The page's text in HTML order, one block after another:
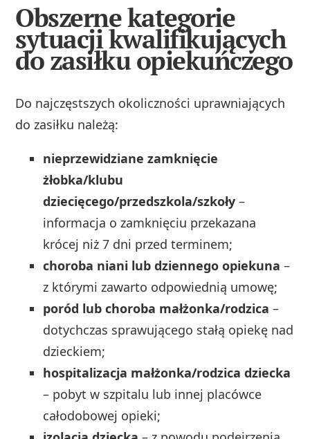
Obszerne kategorie
sytuacji kwalifikujących
do zasiłku opiekuńczego
Do najczęstszych okoliczności uprawniających
do zasiłku należą:
nieprzewidziane zamknięcie
żłobka/klubu
dziecięcego/przedszkola/szkoły –
informacja o zamknięciu przekazana
krócej niż 7 dni przed terminem;
choroba niani lub dziennego opiekuna –
z którymi zawarto odpowiednią umowę;
poród lub choroba małżonka/rodzica –
dotychczas sprawującego stałą opiekę nad
dzieckiem;
hospitalizacja małżonka/rodzica dziecka
– pobyt w szpitalu lub innej placówce
całodobowej opieki;